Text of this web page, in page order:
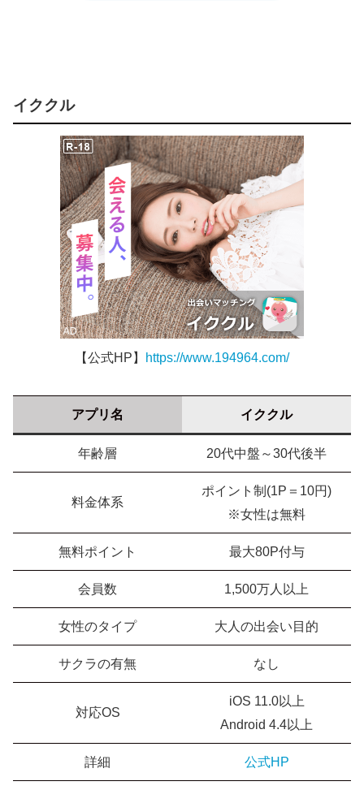
イククル
【公式HP】 https://www.194964.com/
アプリ名 イククル
年齢層 20代中盤～30代後半
料金体系
ポイント制(1P＝10円)
※女性は無料
無料ポイント 最大80P付与
会員数 1,500万人以上
女性のタイプ 大人の出会い目的
サクラの有無 なし
対応OS
iOS 11.0以上
Android 4.4以上
詳細 公式HP